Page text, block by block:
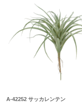
A-42252 サッカレンテン